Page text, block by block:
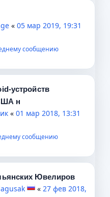
« 05 мар 2019, 19:31
сообщению
устройств
н
« 01 мар 2018, 13:31
сообщению
Ювелиров
« 27 фев 2018,